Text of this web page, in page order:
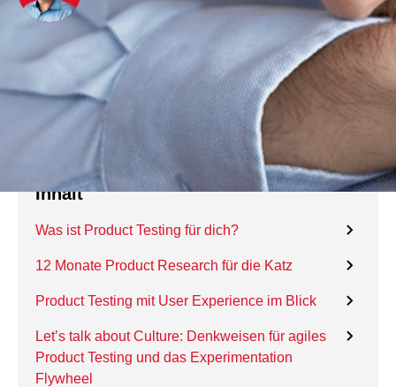
Inhalt
Was ist Product Testing für dich?
12 Monate Product Research für die Katz
Product Testing mit User Experience im Blick
Let’s talk about Culture: Denkweisen für agiles
Product Testing und das Experimentation
Flywheel